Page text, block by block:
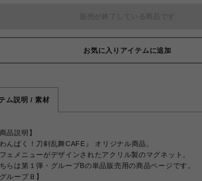
お気に入りアイテムに追加
ム説明 / 素材
商品説明】
わんぱく！刀剣乱舞CAFE』 オリジナル商品。
ェメニューがデザインされたアクリル製のマグネット。
らは第１弾・グループBの単品販売用の商品ページです。
グループＢ】